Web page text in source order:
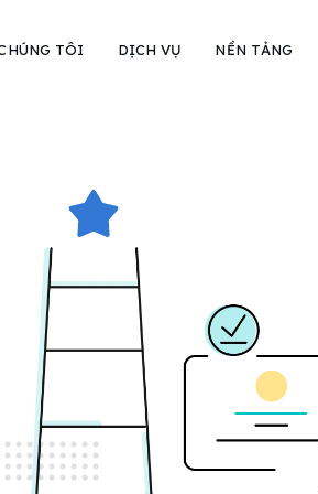
TÔI DỊCH VỤ NỀN TẢNG